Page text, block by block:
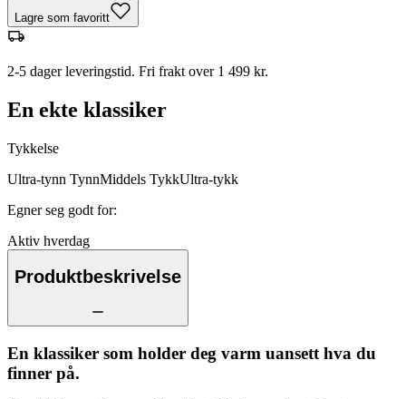
Lagre som favoritt
2-5 dager leveringstid. Fri frakt over 1 499 kr.
En ekte klassiker
Tykkelse
Ultra-tynn TynnMiddels TykkUltra-tykk
Egner seg godt for:
Aktiv hverdag
Produktbeskrivelse
En klassiker som holder deg varm uansett hva du
finner på.